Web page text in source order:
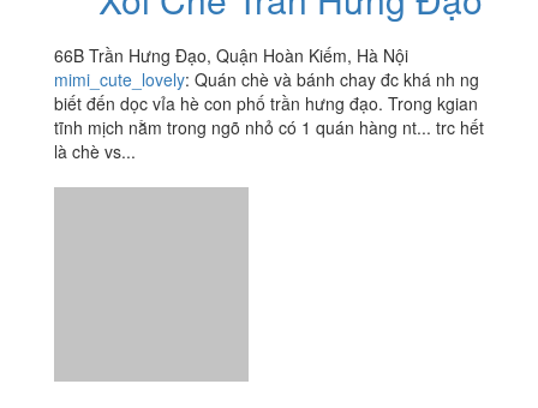
3.7/ 5 Xắn Cakery - Tiệm
Bánh Ngọt
Trúc Bạch, Quận Ba Đình, Hà Nội